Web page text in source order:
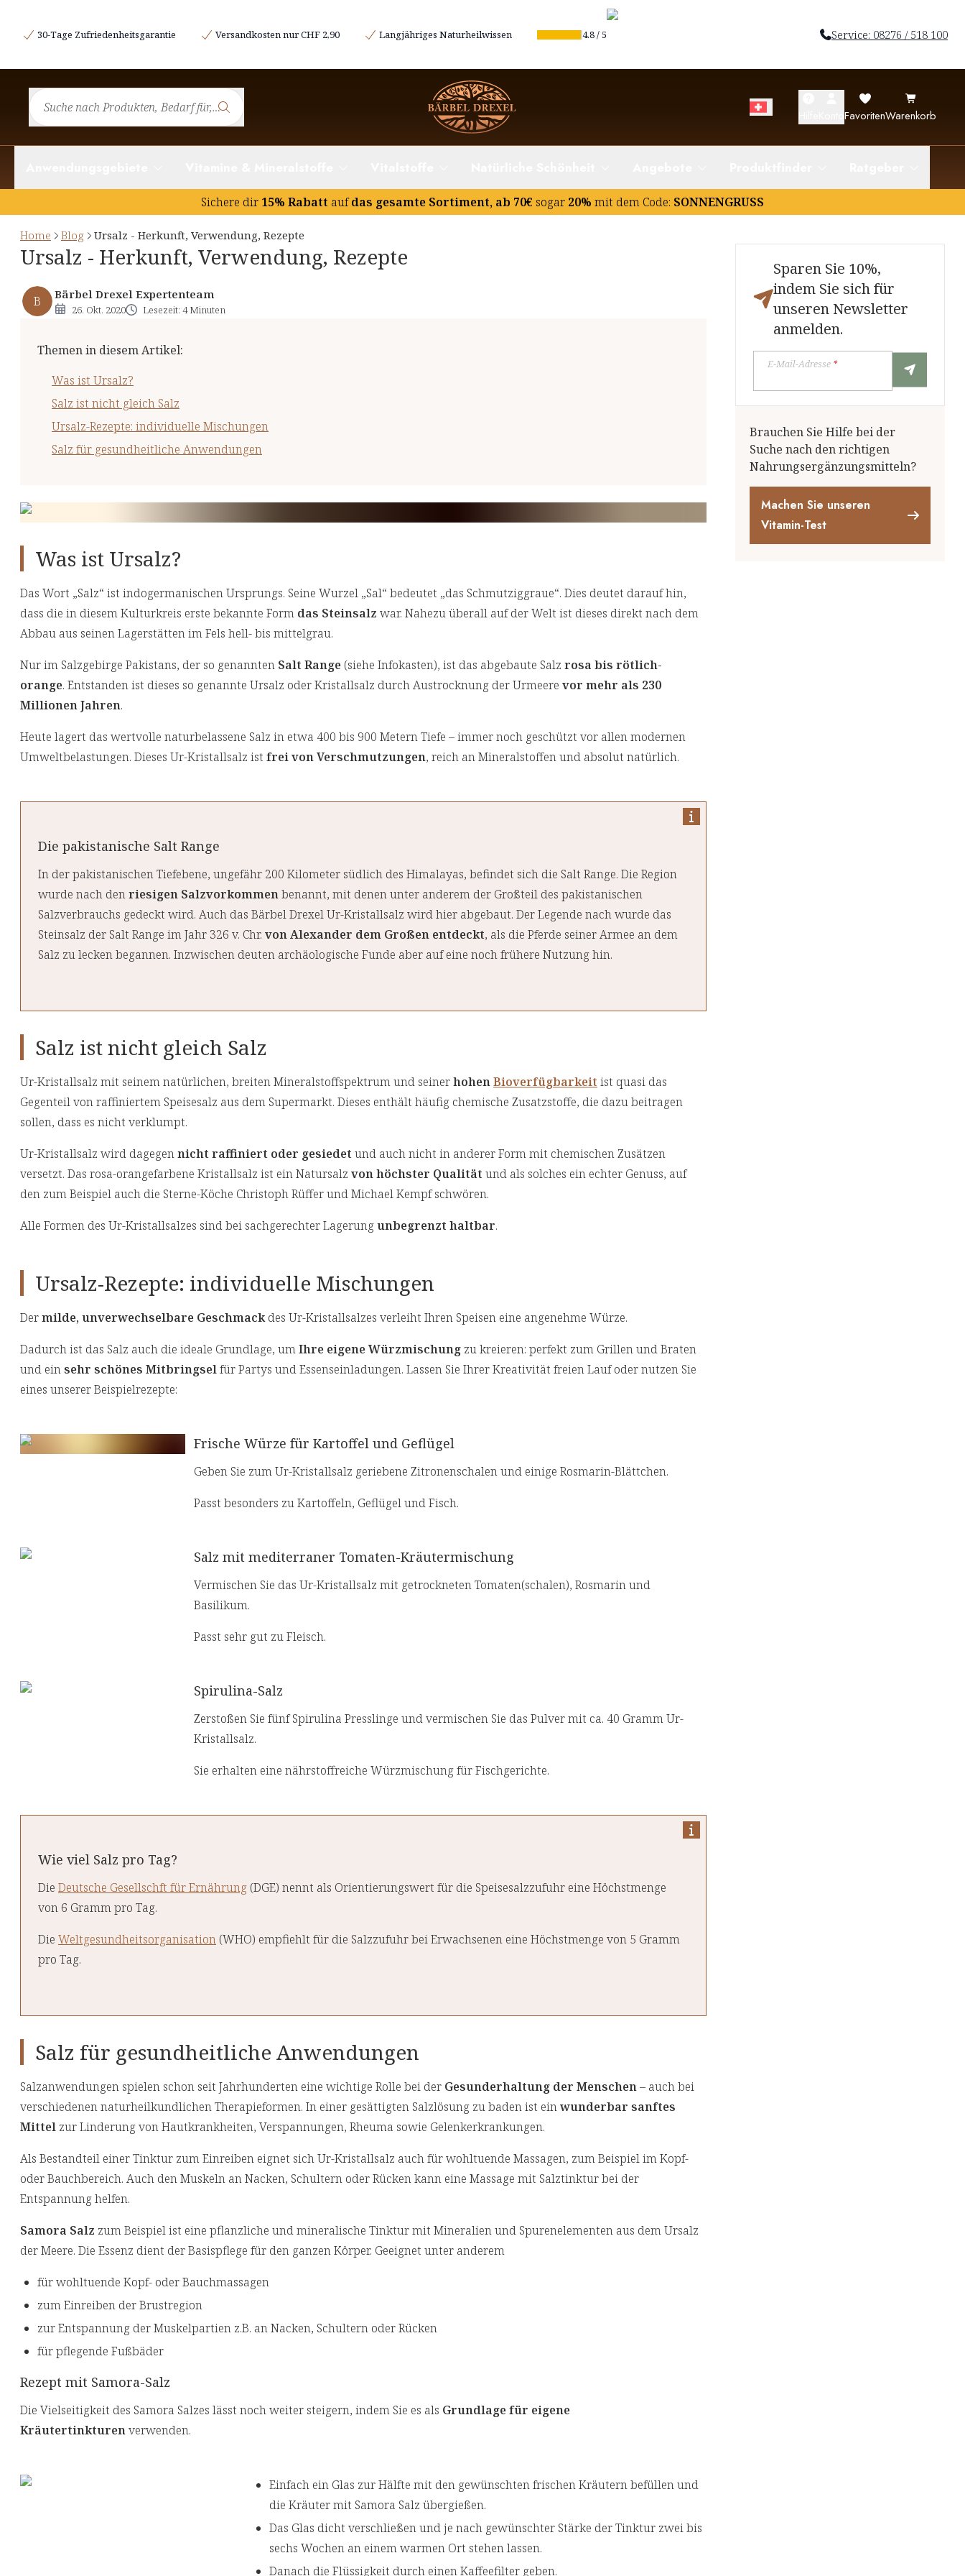
30-Tage Zufriedenheitsgarantie Versandkosten nur CHF 2,90 Langjähriges Naturheilwissen 4.8/5 Service: 08276 / 518 100
FavoritenWarenkorb
Sichere dir 15% Rabatt aufdas gesamte Sortiment, ab 70€ sogar 20% mit dem Code: SONNENGRUSS
Home Blog Ursalz - Herkunft, Verwendung, Rezepte
Ursalz - Herkunft, Verwendung, Rezepte
B Bärbel Drexel Expertenteam
26. Okt. 2020 Lesezeit: 4 Minuten
Themen in diesem Artikel:
Was ist Ursalz?
Salz ist nicht gleich Salz
Ursalz-Rezepte: individuelle Mischungen
Salz für gesundheitliche Anwendungen
Was ist Ursalz?
Salz für gesundheitliche Anwendungen
Was ist Ursalz?
Das Wort „Salz“ ist indogermanischen Ursprungs. Seine Wurzel „Sal“ bedeutet „das Schmutziggraue“. Dies deutet darauf hin,
dass die in diesem Kulturkreis erste bekannte Form das Steinsalz war. Nahezu überall auf der Welt ist dieses direkt nach dem
Abbau aus seinen Lagerstätten im Fels hell- bis mittelgrau.
Nur im Salzgebirge Pakistans, der so genannten Salt Range (siehe Infokasten), ist das abgebaute Salz rosa bis rötlich-
orange. Entstanden ist dieses so genannte Ursalz oder Kristallsalz durch Austrocknung der Urmeere vor mehr als 230
Millionen Jahren.
Heute lagert das wertvolle naturbelassene Salz in etwa 400 bis 900 Metern Tiefe – immer noch geschützt vor allen modernen
Umweltbelastungen. Dieses Ur-Kristallsalz ist frei von Verschmutzungen, reich an Mineralstoffen und absolut natürlich.
Die pakistanische Salt Range
In der pakistanischen Tiefebene, ungefähr 200 Kilometer südlich des Himalayas, befindet sich die Salt Range. Die Region
wurde nach denriesigen Salzvorkommenbenannt, mit denen unter anderem der Großteil des pakistanischen
Salzverbrauchs gedeckt wird. Auch das Bärbel Drexel Ur-Kristallsalz wird hier abgebaut. Der Legende nach wurde das
Steinsalz der Salt Range im Jahr 326 v. Chr. von Alexander dem Großen entdeckt, als die Pferde seiner Armee an dem
Salz zu lecken begannen. Inzwischen deuten archäologische Funde aber auf eine noch frühere Nutzung hin.
Salz ist nicht gleich Salz
Ur-Kristallsalz mit seinem natürlichen, breiten Mineralstoffspektrum und seinerhohenBioverfügbarkeit ist quasi das
Gegenteil von raffiniertem Speisesalz aus dem Supermarkt. Dieses enthält häufig chemische Zusatzstoffe, die dazu beitragen
sollen, dass es nicht verklumpt.
Ur-Kristallsalz wird dagegennicht raffiniert oder gesiedet und auch nicht in anderer Form mit chemischen Zusätzen
versetzt. Das rosa-orangefarbene Kristallsalz ist ein Natursalz von höchster Qualität und als solches ein echter Genuss, auf
den zum Beispiel auch die Sterne-Köche Christoph Rüffer und Michael Kempf schwören.
Alle Formen des Ur-Kristallsalzes sind bei sachgerechter Lagerungunbegrenzt haltbar.
Ursalz-Rezepte: individuelle Mischungen
Dermilde, unverwechselbare Geschmackdes Ur-Kristallsalzes verleiht Ihren Speisen eine angenehme Würze.
Dadurch ist das Salz auch die ideale Grundlage, umIhre eigene Würzmischung zu kreieren: perfekt zum Grillen und Braten
und einsehr schönes Mitbringselfür Partys und Essenseinladungen. Lassen Sie Ihrer Kreativität freien Lauf oder nutzen Sie
eines unserer Beispielrezepte:
Frische Würze für Kartoffel und Geflügel
Geben Sie zum Ur-Kristallsalz geriebene Zitronenschalen und einige Rosmarin-Blättchen.
Passt besonders zu Kartoffeln, Geflügel und Fisch.
Salz mit mediterraner Tomaten-Kräutermischung
Vermischen Sie das Ur-Kristallsalz mit getrockneten Tomaten(schalen), Rosmarin und
Basilikum.
Passt sehr gut zu Fleisch.
Spirulina-Salz
Zerstoßen Sie fünf Spirulina Presslinge und vermischen Sie das Pulver mit ca. 40 Gramm Ur-
Kristallsalz.
Sie erhalten eine nährstoffreiche Würzmischung für Fischgerichte.
Wie viel Salz pro Tag?
Die Deutsche Gesellschft für Ernährung (DGE) nennt als Orientierungswert für die Speisesalzzufuhr eine Höchstmenge
von 6 Gramm pro Tag.
Die Weltgesundheitsorganisation (WHO) empfiehlt für die Salzzufuhr bei Erwachsenen eine Höchstmenge von 5 Gramm
pro Tag.
Salz für gesundheitliche Anwendungen
Salzanwendungen spielen schon seit Jahrhunderten eine wichtige Rolle bei der Gesunderhaltung der Menschen– auch bei
verschiedenen naturheilkundlichen Therapieformen. In einer gesättigten Salzlösung zu baden ist einwunderbar sanftes
Mittel zur Linderung von Hautkrankheiten, Verspannungen, Rheuma sowie Gelenkerkrankungen.
Als Bestandteil einer Tinktur zum Einreiben eignet sich Ur-Kristallsalz auch für wohltuende Massagen, zum Beispiel im Kopf-
oder Bauchbereich. Auch den Muskeln an Nacken, Schultern oder Rücken kann eine Massage mit Salztinktur bei der
Entspannung helfen.
Samora Salz zum Beispiel ist eine pflanzliche und mineralische Tinktur mit Mineralien und Spurenelementen aus dem Ursalz
der Meere. Die Essenz dient der Basispflege für den ganzen Körper. Geeignet unter anderem
für wohltuende Kopf- oder Bauchmassagen
zum Einreiben der Brustregion
zur Entspannung der Muskelpartien z.B. an Nacken, Schultern oder Rücken
für pflegende Fußbäder
Rezept mit Samora-Salz
Die Vielseitigkeit des Samora Salzes lässt noch weiter steigern, indem Sie es als Grundlage für eigene
Kräutertinkturenverwenden.
Einfach ein Glas zur Hälfte mit den gewünschten frischen Kräutern befüllen und
die Kräuter mit Samora Salz übergießen.
Das Glas dicht verschließen und je nach gewünschter Stärke der Tinktur zwei bis
sechs Wochen an einem warmen Ort stehen lassen.
Danach die Flüssigkeit durch einen Kaffeefilter geben.
Sparen Sie 10%,
indem Sie sich für
unseren Newsletter
anmelden.
E-Mail-Adresse*
Brauchen Sie Hilfe bei der
Suche nach den richtigen
Nahrungsergänzungsmitteln?
Machen Sie unseren
Vitamin-Test